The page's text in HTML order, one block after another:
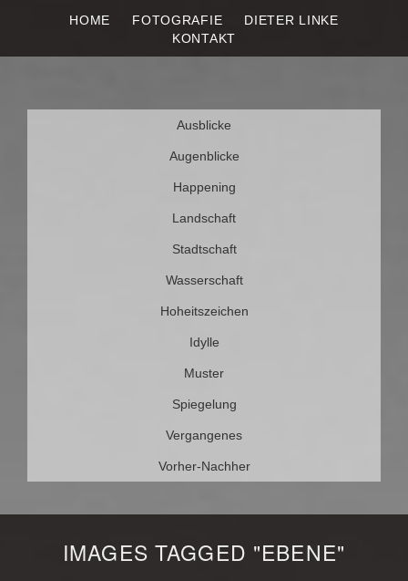
HOME FOTOGRAFIE
DIETER LINKE
KONTAKT
DIETER LINKE
Ausblicke
Augenblicke
Happening
Landschaft
Stadtschaft
Wasserschaft
Hoheitszeichen
Idylle
Muster
Spiegelung
Vergangenes
Vorher-Nachher
IMAGES TAGGED "EBENE"